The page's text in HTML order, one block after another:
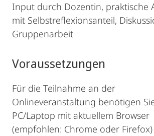
Input durch Dozentin, praktische
mit Selbstreflexionsanteil,
Gruppenarbeit
Voraussetzungen
Für die Teilnahme an der
Onlineveranstaltung benötigen
PC/Laptop mit aktuellem Browser
(empfohlen: Chrome oder Firefox)